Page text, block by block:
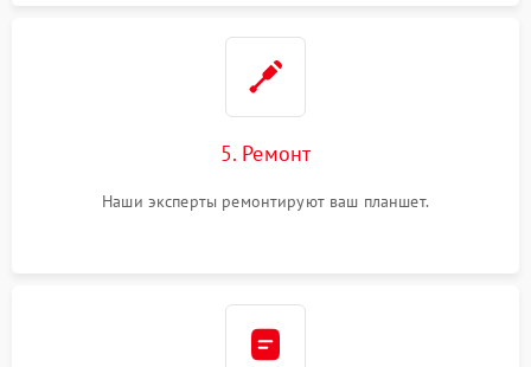
5. Ремонт
Наши эксперты ремонтируют ваш планшет.